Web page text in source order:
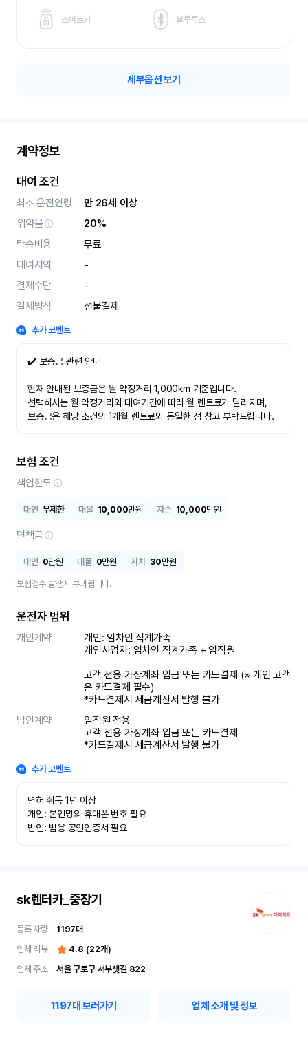
스마트키 블루투스
세부옵션 보기
계약정보
대여 조건
최소 운전연령
만 26세 이상
위약율
20%
탁송비용
무료
대여지역
-
결제수단
-
결제방식
선불결제
추가 코멘트
✔️ 보증금 관련 안내
현재 안내된 보증금은 월 약정거리 1,000km 기준입니다.
선택하시는 월 약정거리와 대여기간에 따라 월 렌트료가 달라지며,
보증금은 해당 조건의 1개월 렌트료와 동일한 점 참고 부탁드립니다.
보험 조건
책임한도
대인 무제한 대물 10,000만원 자손 10,000만원
면책금
대인 0만원 대물 0만원 자차 30만원
보험접수 발생시 부과됩니다.
운전자 범위
개인계약
개인: 임차인 직계가족
개인사업자: 임차인 직계가족 + 임직원
고객 전용 가상계좌 입금 또는 카드결제 (※ 개인 고객
은 카드결제 필수)
*카드결제시 세금계산서 발행 불가
법인계약
임직원 전용
고객 전용 가상계좌 입금 또는 카드결제
*카드결제시 세금계산서 발행 불가
추가 코멘트
면허 취득 1년 이상
개인: 본인명의 휴대폰 번호 필요
법인: 범용 공인인증서 필요
sk렌터카_중장기
등록 차량 1197대
업체 리뷰
4.8 (22개)
업체 주소
서울 구로구 서부샛길 822
1197대 보러가기 업체 소개 및 정보